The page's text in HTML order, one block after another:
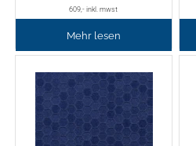
Verschiedene Spezialfolien
Textilfolie
Übersicht
Chemica Firstmark
Schaber
Verschiedenes
Griffe
Schnellspanner
609,- inkl. mwst
Mehr lesen